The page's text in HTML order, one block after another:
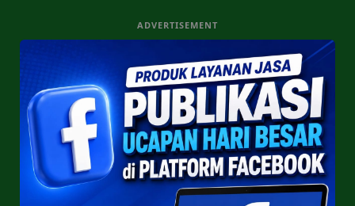
ADVERTISEMENT